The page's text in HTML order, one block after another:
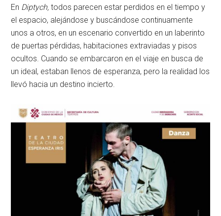
En Diptych, todos parecen estar perdidos en el tiempo y
el espacio, alejándose y buscándose continuamente
unos a otros, en un escenario convertido en un laberinto
de puertas pérdidas, habitaciones extraviadas y pisos
ocultos. Cuando se embarcaron en el viaje en busca de
un ideal, estaban llenos de esperanza, pero la realidad los
llevó hacia un destino incierto.